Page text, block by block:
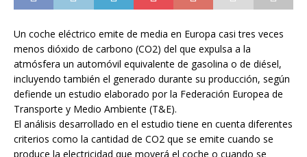
Un coche eléctrico emite de media en Europa casi tres veces
menos dióxido de carbono (CO2) del que expulsa a la
atmósfera un automóvil equivalente de gasolina o de diésel,
incluyendo también el generado durante su producción, según
defiende un estudio elaborado por la Federación Europea de
Transporte y Medio Ambiente (T&E).
El análisis desarrollado en el estudio tiene en cuenta diferentes
criterios como la cantidad de CO2 que se emite cuando se
produce la electricidad que moverá el coche o cuando se